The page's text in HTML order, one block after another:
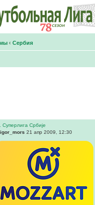
‹ Сербия
Суперлига Србије
igor_mors 21 апр 2009, 12:30